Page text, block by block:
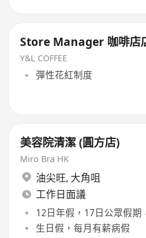
Store Manager 咖啡店
Y&L COFFEE
彈性花紅制度
美容院清潔 (圓方店)
Miro Bra HK
油尖旺, 大角咀
工作日面議
12日年假，17日公眾假期
生日假，每月有薪病假